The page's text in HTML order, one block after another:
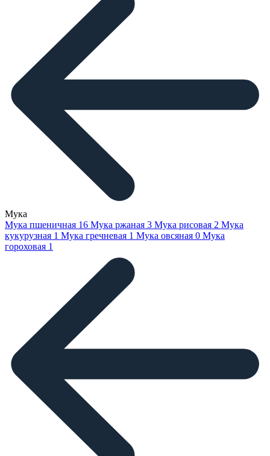
Мука
Мука пшеничная 16 Мука ржаная 3 Мука рисовая 2 Мука
кукурузная 1 Мука гречневая 1 Мука овсяная 0 Мука
гороховая 1